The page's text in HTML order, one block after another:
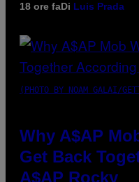
18 ore faDi Luis Prada
(PHOTO BY NOAM GALAI/
Why A$AP
Get Back
A$AP Rocky